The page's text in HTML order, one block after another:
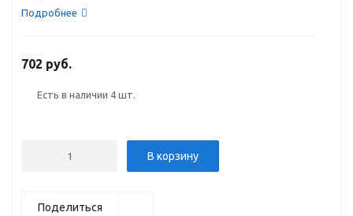
Подробнее
702 руб.
Есть в наличии 4 шт.
В корзину
Поделиться